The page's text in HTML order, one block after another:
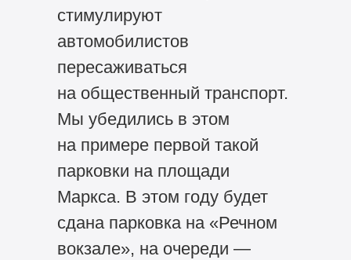
стимулируют
автомобилистов
пересаживаться
на общественный транспорт.
Мы убедились в этом
на примере первой такой
парковки на площади
Маркса. В этом году будет
сдана парковка на «Речном
вокзале», на очереди —